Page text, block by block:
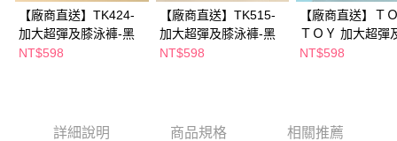
【注意事項】
１．透過由恩沛科技股份有限公司提供之「AFTEE先享後付」服務完成之交
易，需依本服務之必要範圍內提供個人資料，並將交易相關給付款項請求債
「AFTEE先享後付」，若未經同意申辦者引起之損失，本公司不負相關責
【廠商直送】TK424-
加大超彈及膝泳褲-黑
NT$598
【廠商直送】TK515-
加大超彈及膝泳褲-黑
NT$598
【廠商直送】Ｔ
ＴＯＹ 加大超彈
泳褲-黑
NT$598
詳細說明 商品規格 相關推薦